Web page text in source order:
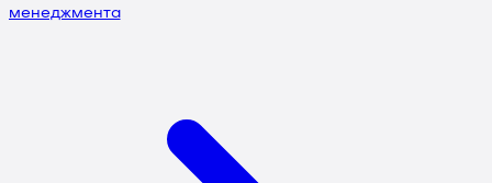
менеджмента